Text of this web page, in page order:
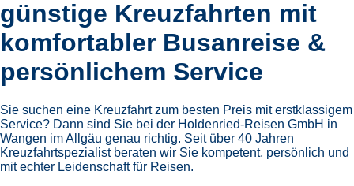
günstige Kreuzfahrten mit
komfortabler Busanreise &
persönlichem Service
Sie suchen eine Kreuzfahrt zum besten Preis mit erstklassigem
Service? Dann sind Sie bei der Holdenried-Reisen GmbH in
Wangen im Allgäu genau richtig. Seit über 40 Jahren
Kreuzfahrtspezialist beraten wir Sie kompetent, persönlich und
mit echter Leidenschaft für Reisen.